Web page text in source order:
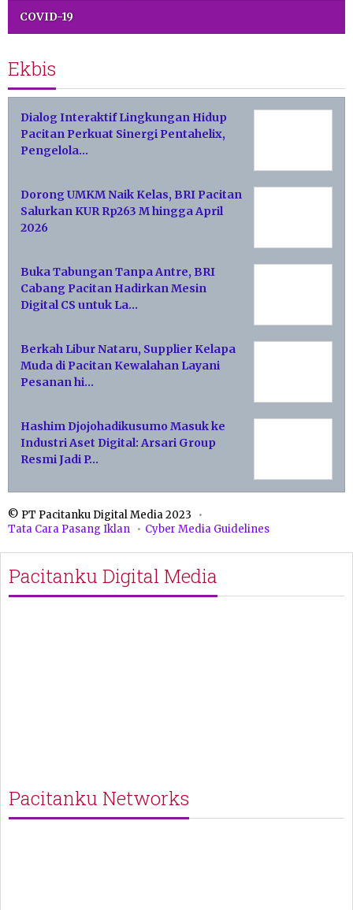
COVID-19
Ekbis
Dialog Interaktif Lingkungan Hidup
Pacitan Perkuat Sinergi Pentahelix,
Pengelola…
Dorong UMKM Naik Kelas, BRI Pacitan
Salurkan KUR Rp263 M hingga April
2026
Buka Tabungan Tanpa Antre, BRI
Cabang Pacitan Hadirkan Mesin
Digital CS untuk La…
Berkah Libur Nataru, Supplier Kelapa
Muda di Pacitan Kewalahan Layani
Pesanan hi…
Hashim Djojohadikusumo Masuk ke
Industri Aset Digital: Arsari Group
Resmi Jadi P…
© PT Pacitanku Digital Media 2023
Tata Cara Pasang Iklan
Cyber Media Guidelines
Pacitanku Digital Media
Pacitanku Networks